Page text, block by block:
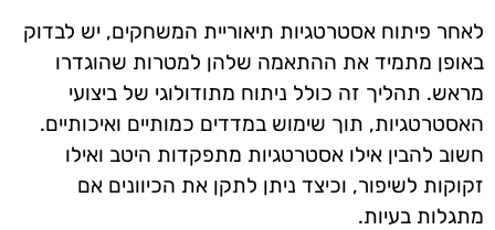
לאחר פיתוח אסטרטגיות תיאוריית המשחקים, יש לבדוק
באופן מתמיד את ההתאמה שלהן למטרות שהוגדרו
מראש. תהליך זה כולל ניתוח מתודולוגי של ביצועי
האסטרטגיות, תוך שימוש במדדים כמותיים ואיכותיים.
חשוב להבין אילו אסטרטגיות מתפקדות היטב ואילו
זקוקות לשיפור, וכיצד ניתן לתקן את הכיוונים אם
מתגלות בעיות.